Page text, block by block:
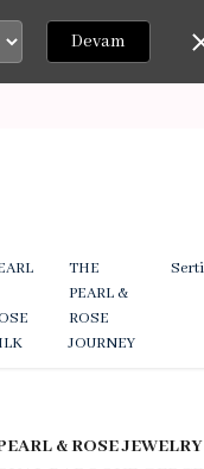
Devam
THE
PEARL &
ROSE
JOURNEY
& ROSE JEWELRY